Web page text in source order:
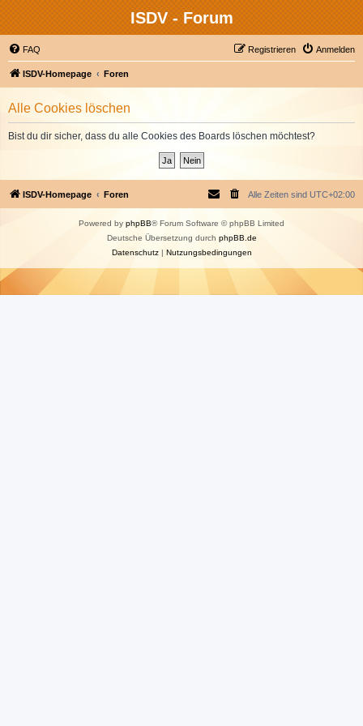
ISDV - Forum
FAQ Anmelden
Registrieren
ISDV-Homepage Foren
Alle Cookies löschen
Bist du dir sicher, dass du alle Cookies des Boards löschen möchtest?
ISDV-Homepage Foren Alle Zeiten sind UTC+02:00
Powered by phpBB® Forum Software © phpBB Limited
Deutsche Übersetzung durch phpBB.de
Datenschutz| Nutzungsbedingungen